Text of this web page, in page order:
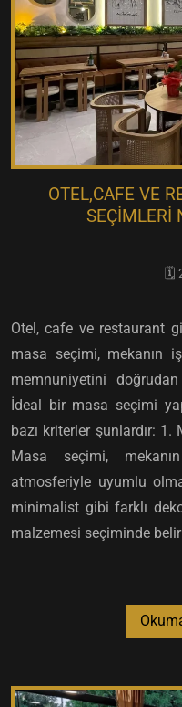
OTEL,CAFE VE
SEÇIMLERI
🗓️
Otel, cafe ve restaurant
masa seçimi, mekanın
memnuniyetini
İdeal bir masa seçimi
bazı kriterler şunlardır: 1.
Masa seçimi,
atmosferiyle uyumlu
minimalist gibi farklı
malzemesi seçiminde